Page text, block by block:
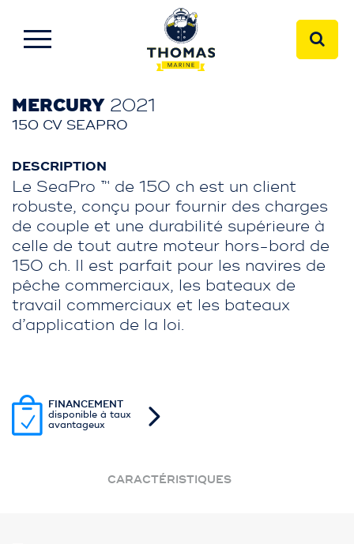
MERCURY 2021
150 CV SEAPRO
DESCRIPTION
Le SeaPro ™ de 150 ch est un client
robuste, conçu pour fournir des charges
de couple et une durabilité supérieure à
celle de tout autre moteur hors-bord de
150 ch. Il est parfait pour les navires de
pêche commerciaux, les bateaux de
travail commerciaux et les bateaux
d’application de la loi.
FINANCEMENT
disponible à taux
avantageux
CARACTÉRISTIQUES